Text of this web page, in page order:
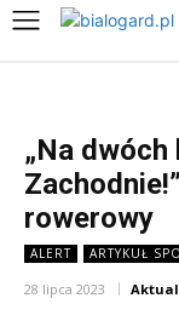
„Na
rowerowy
ALERT ARTYKUŁ
28 lipca 2023